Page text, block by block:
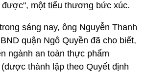
được", một tiểu thương bức xúc.
sáng nay, ông Nguyễn Thanh
quận Ngô Quyền đã cho biết,
ngành an toàn thực phẩm
thành lập theo Quyết định